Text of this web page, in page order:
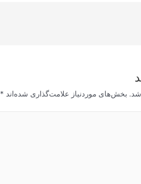
شد. بخش‌های موردنیاز علامت‌گذاری شده‌اند *